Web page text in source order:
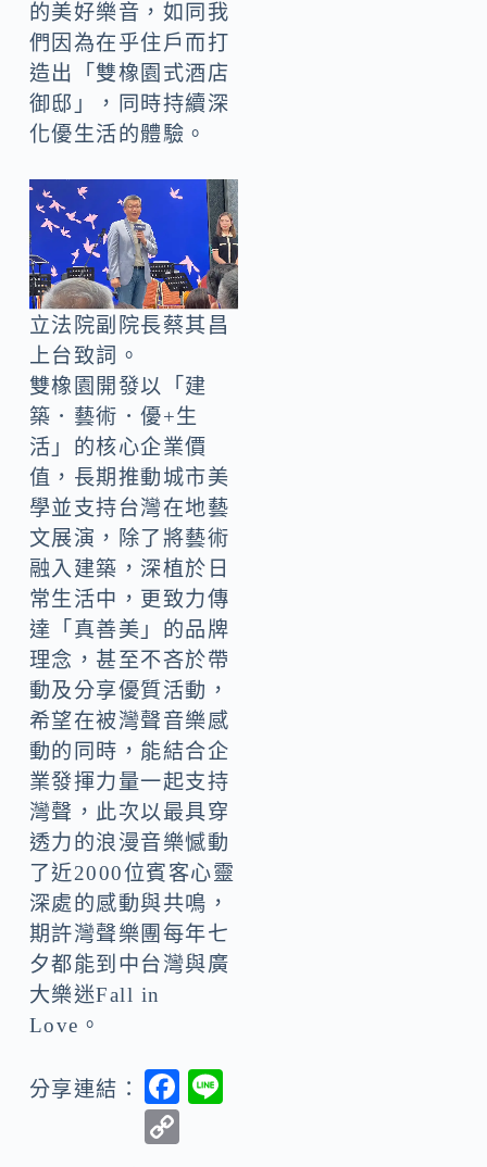
的美好樂音，如同我
們因為在乎住戶而打
造出「雙橡園式酒店
御邸」，同時持續深
化優生活的體驗。
立法院副院長蔡其昌
上台致詞。
雙橡園開發以「建
築．藝術．優+生
活」的核心企業價
值，長期推動城市美
學並支持台灣在地藝
文展演，除了將藝術
融入建築，深植於日
常生活中，更致力傳
達「真善美」的品牌
理念，甚至不吝於帶
動及分享優質活動，
希望在被灣聲音樂感
動的同時，能結合企
業發揮力量一起支持
灣聲，此次以最具穿
透力的浪漫音樂憾動
了近2000位賓客心靈
深處的感動與共鳴，
期許灣聲樂團每年七
夕都能到中台灣與廣
大樂迷Fall in
Love。
分享連結：
F